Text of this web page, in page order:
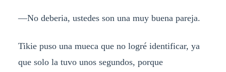
—No deberia, ustedes son una muy buena pareja.
Tikie puso una mueca que no logré identificar, ya
que solo la tuvo unos segundos, porque